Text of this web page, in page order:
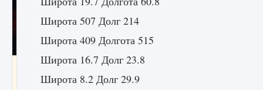
Как создавать предметы в Creatures of Ava
9 августа 2024 1 266
Широта 507 Долг 214
Широта 409 Долгота 515
Широта 16.7 Долг 23.8
Широта 8.2 Долг 29.9